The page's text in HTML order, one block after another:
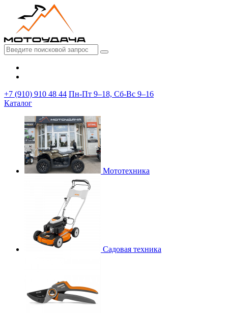
+7 (910) 910 48 44 Пн-Пт 9–18, Сб-Вс 9–16
Каталог
Мототехника
Садовая техника